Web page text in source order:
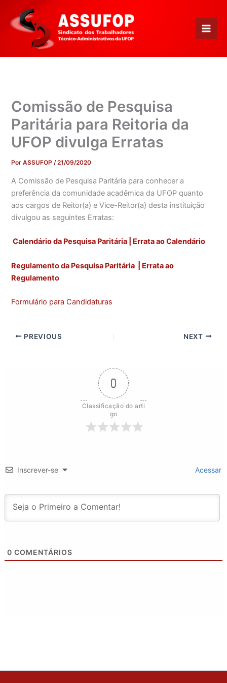
para
conteúdo
Comissão de Pesquisa
Paritária para Reitoria da
UFOP divulga Erratas
PorASSUFOP/21/09/2020
A Comissão de Pesquisa Paritária para conhecer a
preferência da comunidade acadêmica da UFOP quanto
aos cargos de Reitor(a) e Vice-Reitor(a) desta instituição
divulgou as seguintes Erratas:
Calendário da Pesquisa Paritária | Errata ao Calendário
Regulamento da Pesquisa Paritária | Errata ao
Regulamento
Formulário para Candidaturas
PREVIOUS NEXT
0
Classificação do arti
go
Inscrever-se Acessar
0 COMENTÁRIOS